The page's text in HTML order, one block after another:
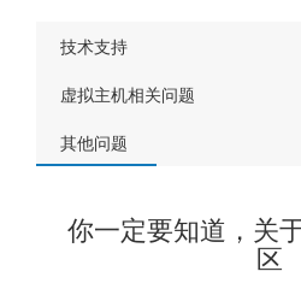
技术支持
虚拟主机相关问题
其他问题
你一定要知道，关
区